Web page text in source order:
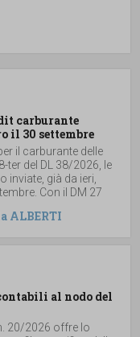
carburante
il 30 settembre
il carburante delle
ter del DL 38/2026, le
inviate, già da ieri,
Con il DM 27
ALBERTI
al nodo del
20/2026 offre lo